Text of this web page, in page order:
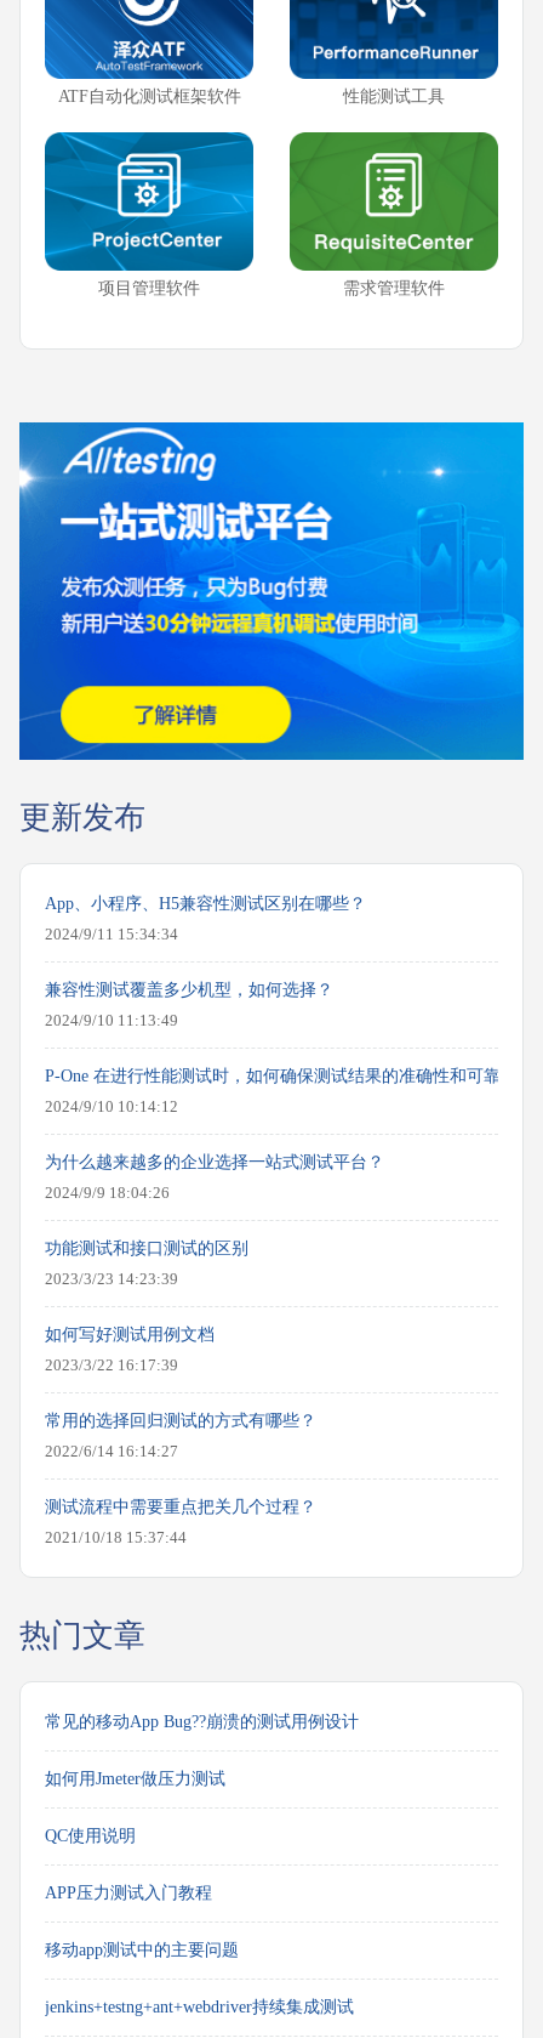
ATF自动化测试框架软件 性能测试工具
项目管理软件 需求管理软件
更新发布
App、小程序、H5兼容性测试区别在哪些？
2024/9/11 15:34:34
兼容性测试覆盖多少机型，如何选择？
2024/9/10 11:13:49
P-One 在进行性能测试时，如何确保测试结果的准确性和可靠性？
2024/9/10 10:14:12
为什么越来越多的企业选择一站式测试平台？
2024/9/9 18:04:26
功能测试和接口测试的区别
2023/3/23 14:23:39
如何写好测试用例文档
2023/3/22 16:17:39
常用的选择回归测试的方式有哪些？
2022/6/14 16:14:27
测试流程中需要重点把关几个过程？
2021/10/18 15:37:44
热门文章
常见的移动App Bug??崩溃的测试用例设计
如何用Jmeter做压力测试
QC使用说明
APP压力测试入门教程
移动app测试中的主要问题
jenkins+testng+ant+webdriver持续集成测试